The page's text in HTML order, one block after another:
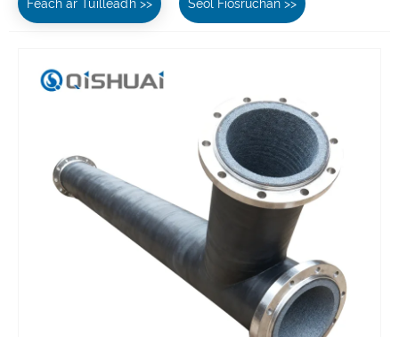
Féach ar Tuilleadh >> Seol Fiosrúchán >>